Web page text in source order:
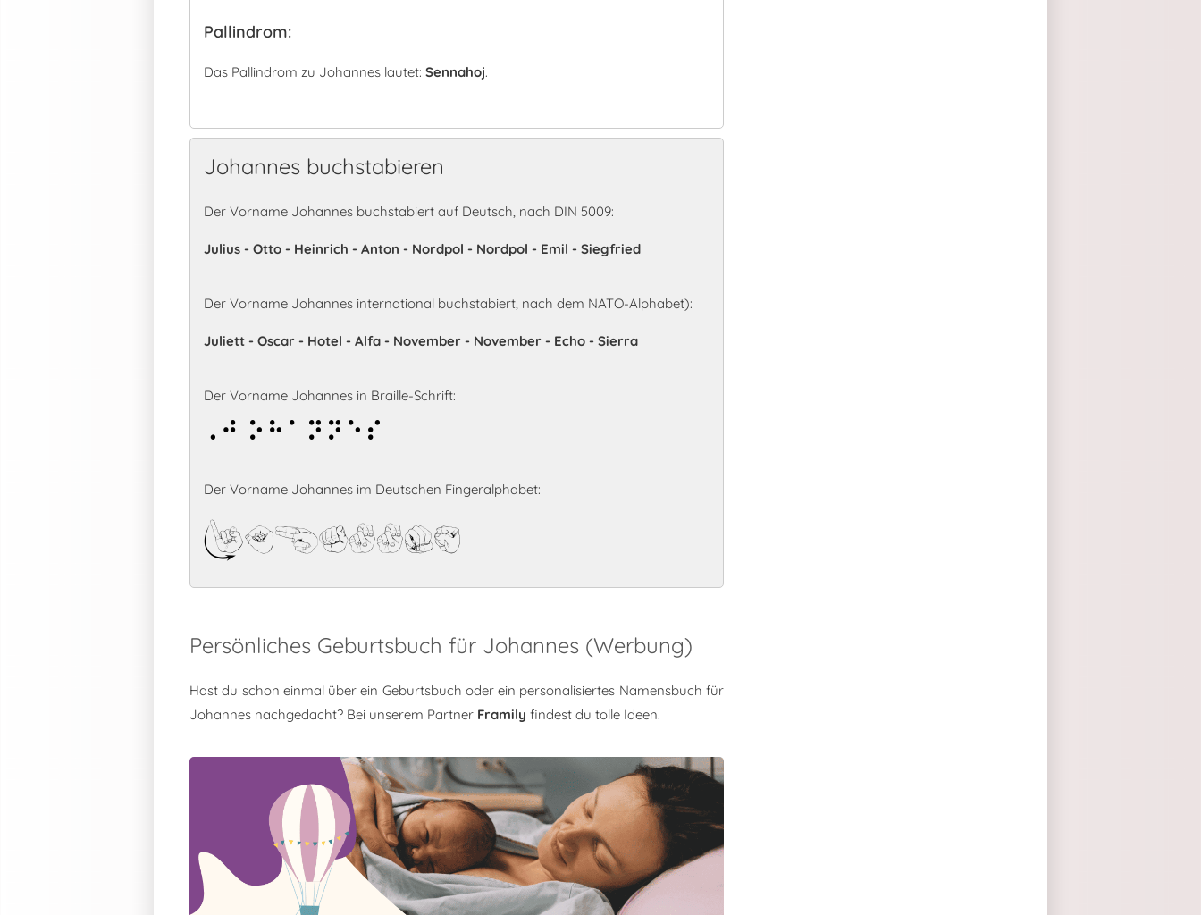
Pallindrom:
Das Pallindrom zu Johannes lautet: Sennahoj.
Johannes buchstabieren
Der Vorname Johannes buchstabiert auf Deutsch, nach DIN 5009:
Julius - Otto - Heinrich - Anton - Nordpol - Nordpol - Emil - Siegfried
Der Vorname Johannes international buchstabiert, nach dem NATO-Alphabet):
Juliett - Oscar - Hotel - Alfa - November - November - Echo - Sierra
Der Vorname Johannes in Braille-Schrift:
Johannes
Der Vorname Johannes im Deutschen Fingeralphabet:
Johannes
Persönliches Geburtsbuch für Johannes (Werbung)
Hast du schon einmal über ein Geburtsbuch oder ein personalisiertes Namensbuch für
Johannes nachgedacht? Bei unserem Partner Framily findest du tolle Ideen.